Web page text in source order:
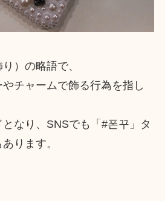
り）の略語で、
チャームで飾る行為を指し
なり、SNSでも「#폰꾸」タ
ります。